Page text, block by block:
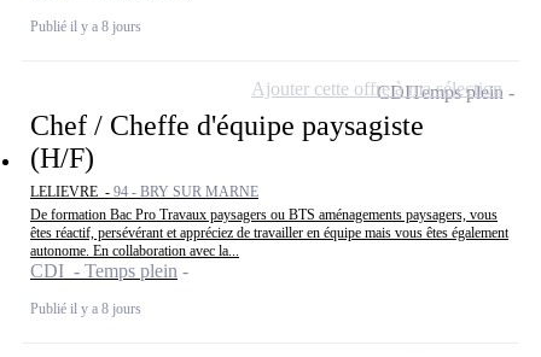
Publié il y a 8 jours
Chef / Cheffe d'équipe paysagiste
(H/F)
LELIEVRE - 94 - BRY SUR MARNE
De formation Bac Pro Travaux paysagers ou BTS aménagements paysagers, vous
êtes réactif, persévérant et appréciez de travailler en équipe mais vous êtes également
autonome. En collaboration avec la...
CDI - Temps plein
Publié il y a 8 jours
CDITemps plein
Ajouter cette offre à ma sélection